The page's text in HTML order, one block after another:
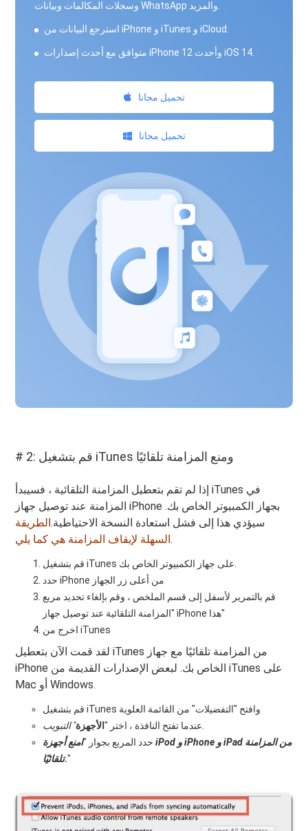
استرجع البيانات من iPhone و iTunes و iCloud.
متوافق مع أحدث إصدارات iPhone 12 وأحدث iOS 14.
تحميل مجانا
تحميل مجانا
# 2: قم بتشغيل iTunes ومنع المزامنة تلقائيًا
إذا لم تقم بتعطيل المزامنة التلقائية ، فسيبدأ iTunes في
المزامنة عند توصيل جهاز iPhone بجهاز الكمبيوتر الخاص بك.
سيؤدي هذا إلى فشل استعادة النسخة الاحتياطية.الطريقة
السهلة لإيقاف المزامنة هي كما يلي.
حدد iPhone من أعلى زر الجهاز
قم بالتمرير لأسفل إلى قسم الملخص ، وقم بإلغاء تحديد مربع
"المزامنة التلقائية عند توصيل جهاز iPhone هذا"
اخرج من iTunes
لقد قمت الآن بتعطيل iTunes من المزامنة تلقائيًا مع جهاز
iPhone الخاص بك. لبعض الإصدارات القديمة من iTunes على
Mac أو Windows.
قم بتشغيل iTunes وافتح "التفضيلات" من القائمة العلوية
عندما تفتح النافذة ، اختر "الأجهزة
حدد المربع بجوار "امنع أجهزة iPod و iPhone و iPad من المزامنة
تلقائيًا."